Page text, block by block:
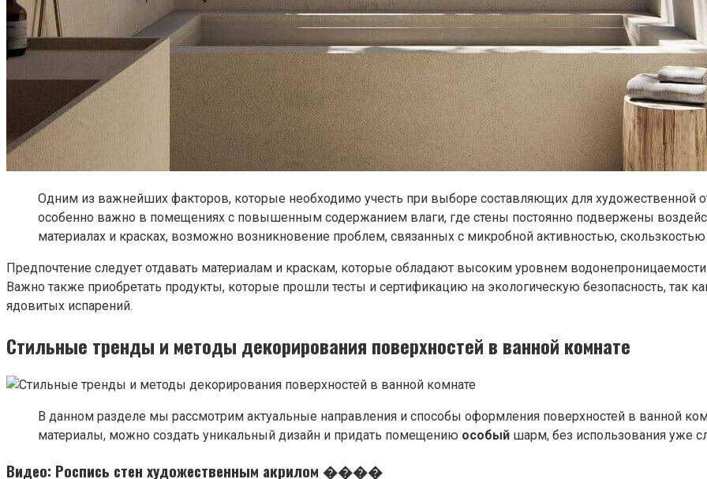
Одним из важнейших факторов, которые необходимо учесть при выборе составляющих для художественной
особенно важно в помещениях с повышенным содержанием влаги, где стены постоянно подвержены
материалах и красках, возможно возникновение проблем, связанных с микробной активностью,
Предпочтение следует отдавать материалам и краскам, которые обладают высоким уровнем
Важно также приобретать продукты, которые прошли тесты и сертификацию на экологическую безопасность, так
ядовитых испарений.
Стильные тренды и методы декорирования поверхностей в ванной комнате
В данном разделе мы рассмотрим актуальные направления и способы оформления поверхностей в ванной
материалы, можно создать уникальный дизайн и придать помещению особый шарм, без использования уже
Видео: Роспись стен художественным акрилом ����